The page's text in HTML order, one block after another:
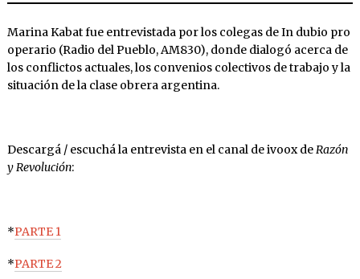
Marina Kabat fue entrevistada por los colegas de In dubio pro
operario (Radio del Pueblo, AM830), donde dialogó acerca de
los conflictos actuales, los convenios colectivos de trabajo y la
situación de la clase obrera argentina.
Descargá / escuchá la entrevista en el canal de ivoox deRazón
y Revolución:
*PARTE 1
*PARTE 2